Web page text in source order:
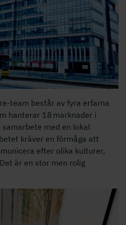
team består av fyra erfarna
hanterar 18 marknader i
med en lokal
kräver en förmåga att
efter olika kulturer,
är en stor men rolig